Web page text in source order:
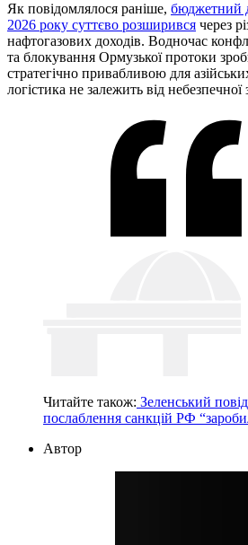
Як повідомлялося раніше, бюджетний
2026 року суттєво розширився через
нафтогазових доходів. Водночас
та блокування Ормузької протоки
стратегічно привабливою для
логістика не залежить від небезпечної
Читайте також: Зеленський
послаблення санкцій РФ
Автор